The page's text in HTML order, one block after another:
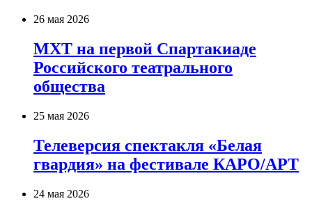
26 мая 2026
МХТ на первой Спартакиаде
Российского театрального
общества
25 мая 2026
Телеверсия спектакля «Белая
гвардия» на фестивале КАРО/АРТ
24 мая 2026